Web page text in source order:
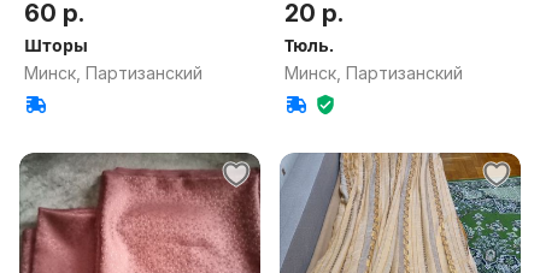
60 р.
Шторы
Минск, Партизанский
20 р.
Тюль.
Минск, Партизанский